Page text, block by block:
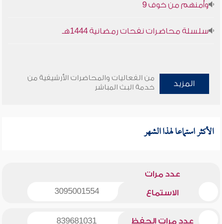
وأمنهم من خوف 9
سلسلة محاضرات نفحات رمضانية 1444هـ
المزيد
من الفعاليات والمحاضرات الأرشيفية من
خدمة البث المباشر
الأكثر استماعا لهذا الشهر
عدد مرات
الاستماع 3095001554
عدد مرات الحفظ 839681031